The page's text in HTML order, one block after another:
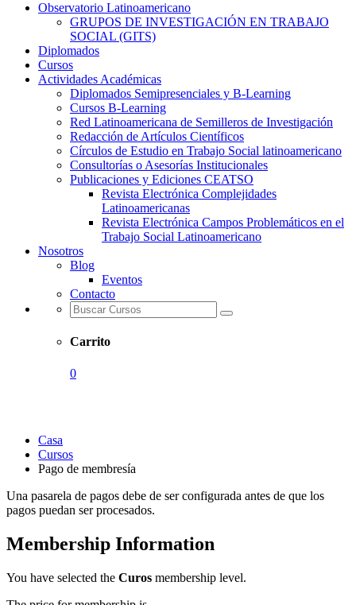
Observatorio Latinoamericano
GRUPOS DE INVESTIGACIÓN EN TRABAJO
SOCIAL (GITS)
Diplomados
Cursos
Actividades Académicas
Diplomados Semipresenciales y B-Learning
Cursos B-Learning
Red Latinoamericana de Semilleros de Investigación
Redacción de Artículos Científicos
Círculos de Estudio en Trabajo Social latinoamericano
Consultorías o Asesorías Institucionales
Publicaciones y Ediciones CEATSO
Revista Electrónica Complejidades
Latinoamericanas
Revista Electrónica Campos Problemáticos en el
Trabajo Social Latinoamericano
Nosotros
Blog
Eventos
Contacto
Carrito
0
Casa
Cursos
Pago de membresía
Una pasarela de pagos debe de ser configurada antes de que los
pagos puedan ser procesados.
Membership Information
You have selected the Curos membership level.